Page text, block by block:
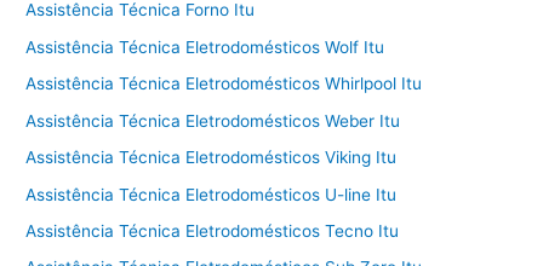
Assistência Técnica Forno Itu
Assistência Técnica Eletrodomésticos Wolf Itu
Assistência Técnica Eletrodomésticos Whirlpool Itu
Assistência Técnica Eletrodomésticos Weber Itu
Assistência Técnica Eletrodomésticos Viking Itu
Assistência Técnica Eletrodomésticos U-line Itu
Assistência Técnica Eletrodomésticos Tecno Itu